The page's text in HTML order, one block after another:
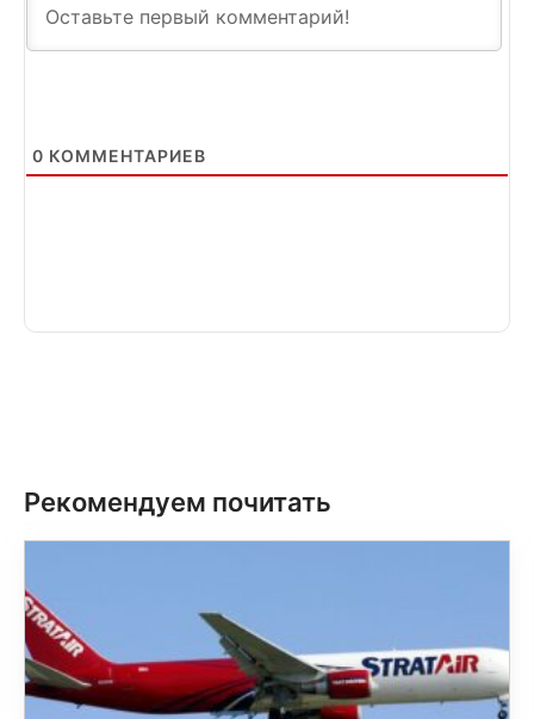
0 КОММЕНТАРИЕВ
Рекомендуем почитать